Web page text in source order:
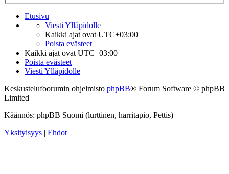
Etusivu
Viesti Ylläpidolle
Kaikki ajat ovat UTC+03:00
Poista evästeet
Kaikki ajat ovat UTC+03:00
Poista evästeet
Viesti Ylläpidolle
Keskustelufoorumin ohjelmisto phpBB® Forum Software © phpBB
Limited
Käännös: phpBB Suomi (lurttinen, harritapio, Pettis)
Yksityisyys | Ehdot